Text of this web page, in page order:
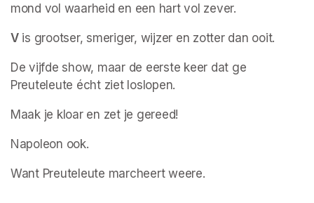
mond vol waarheid en een hart vol zever.
V is grootser, smeriger, wijzer en zotter dan ooit.
De vijfde show, maar de eerste keer dat ge
Preuteleute écht ziet loslopen.
Maak je kloar en zet je gereed!
Napoleon ook.
Want Preuteleute marcheert weere.